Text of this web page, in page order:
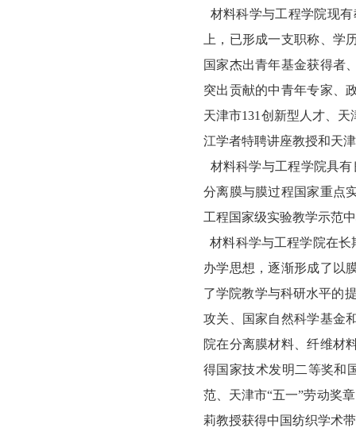
材料科学与工程学院现
上，已形成一支职称、
国家杰出青年基金获得者
突出贡献的中青年专家、
天津市131 创新型人才、天
江学者特聘讲座教授和天
材料科学与工程学院具
分离膜与膜过程国家重点
工程国家级实验教学示范
材料科学与工程学院在长
办学思想，逐渐形成了以
了学院教学与科研水平的
攻关、国家自然科学基金
院在分离膜材料、纤维材
得国家技术发明二等奖和
范、天津市“五一”劳动奖
莉教授获得中国纺织学术